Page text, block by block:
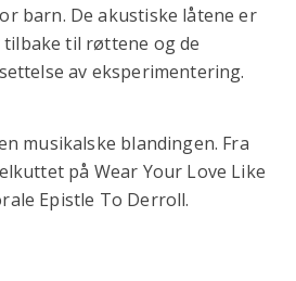
barn. De akustiske låtene er
til røttene og de
av eksperimentering.
musikalske blandingen. Fra
på Wear Your Love Like
Epistle To Derroll.